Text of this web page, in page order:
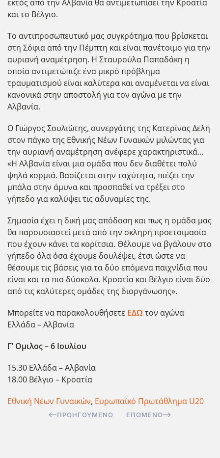
εκτός από την Αλβανία θα αντιμετωπίσει την Κροατία
και το Βέλγιο.
Το αντιπροσωπευτικό μας συγκρότημα που βρίσκεται
στη Σόφια από την Πέμπτη και είναι πανέτοιμο για την
αυριανή αναμέτρηση. Η Σταυρούλα Παπαδάκη η
οποία αντιμετώπιζε ένα μικρό πρόβλημα
τραυματισμού είναι καλύτερα και αναμένεται να είναι
κανονικά στην αποστολή για τον αγώνα με την
Αλβανία.
Ο Γιώργος Σουλιώτης, συνεργάτης της Κατερίνας Δελή
στον πάγκο της Εθνικής Νέων Γυναικών μιλώντας για
την αυριανή αναμέτρηση ανέφερε χαρακτηριστικά…
«Η Αλβανία είναι μια ομάδα που δεν διαθέτει πολύ
ψηλά κορμιά. Βασίζεται στην ταχύτητα, πιέζει την
μπάλα στην άμυνα και προσπαθεί να τρέξει στο
γήπεδο για καλύψει τις αδυναμίες της.
Σημασία έχει η δική μας απόδοση και πως η ομάδα μας
θα παρουσιαστεί μετά από την σκληρή προετοιμασία
που έχουν κάνει τα κορίτσια. Θέλουμε να βγάλουν στο
γήπεδο όλα όσα έχουμε δουλέψει, έτσι ώστε να
θέσουμε τις βάσεις για τα δύο επόμενα παιχνίδια που
είναι και τα πιο δύσκολα. Κροατία και Βέλγιο είναι δύο
από τις καλύτερες ομάδες της διοργάνωσης».
Μπορείτε να παρακολουθήσετε ΕΔΩ τον αγώνα
Ελλάδα – Αλβανία
Γ’ Ομιλος – 6 Ιουλίου
15.30 Ελλάδα – Αλβανία
18.00 Βέλγιο – Κροατία
Εθνική Νέων Γυναικών, Ευρωπαϊκό Πρωτάθλημα U20
ΠΡΟΗΓΟΎΜΕΝΟ ΕΠΌΜΕΝΟ